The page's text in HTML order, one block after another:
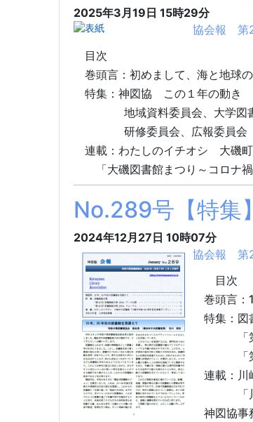
2025年3月19日 15時29分
協会報 第
目次
巻頭言：初めまして、海と地球
特集：神図協 この１年の動き
地域資料委員会、大学図書
研修委員会、広報委員会
連載：わたしのイチオシ 大磯
「大磯図書館まつり～コロナ
No.289号【特集
2024年12月27日 10時07分
協会報 第
目次
巻頭言：
特集：図
「第26
「第26
連載：川
「川崎
神図協